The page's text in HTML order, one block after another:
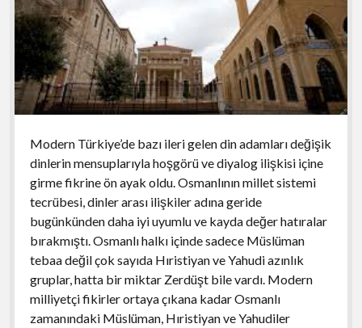
Modern Türkiye’de bazı ileri gelen din adamları değişik
dinlerin mensuplarıyla hoşgörü ve diyalog ilişkisi içine
girme fikrine ön ayak oldu. Osmanlının millet sistemi
tecrübesi, dinler arası ilişkiler adına geride
bugünkünden daha iyi uyumlu ve kayda değer hatıralar
bırakmıştı. Osmanlı halkı içinde sadece Müslüman
tebaa değil çok sayıda Hıristiyan ve Yahudi azınlık
gruplar, hatta bir miktar Zerdüşt bile vardı. Modern
milliyetçi fikirler ortaya çıkana kadar Osmanlı
zamanındaki Müslüman, Hıristiyan ve Yahudiler